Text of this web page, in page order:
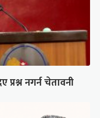
प्रश्न नगर्न चेतावनी